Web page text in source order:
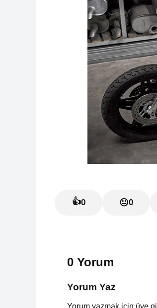
👍0 😐0
0 Yorum
Yorum Yaz
Yorum yazmak için üye